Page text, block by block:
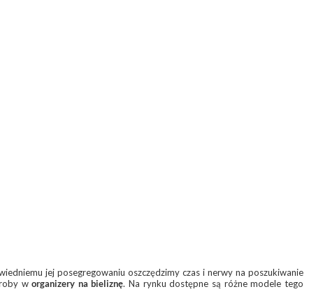
jej posegregowaniu oszczędzimy czas i nerwy na poszukiwanie
w organizery na bieliznę. Na rynku dostępne są różne modele tego